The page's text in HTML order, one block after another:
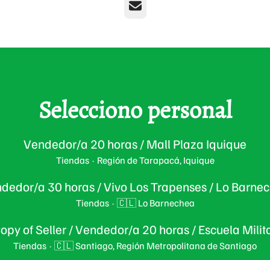
Correo electrónico
Selecciono personal
Vendedor/a 20 horas / Mall Plaza Iquique
Tiendas · Región de Tarapacá, Iquique
a 30 horas / Vivo Los Trapenses / Lo
Tiendas · 🇨🇱 Lo Barnechea
of Seller / Vendedor/a 20 horas / Escuela
Tiendas · 🇨🇱 Santiago, Región Metropolitana de Santiago